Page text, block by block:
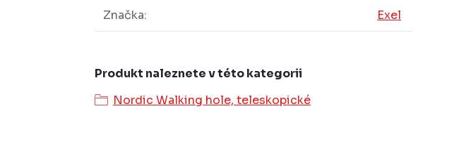
Značka: Exel
Produkt naleznete v této kategorii
Nordic Walking hole, teleskopické